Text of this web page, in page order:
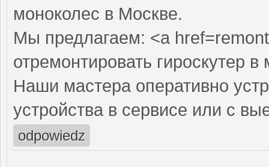
моноколес в Москве.
Мы предлагаем: <a
отремонтировать гироскутер в
Наши мастера оперативно
устройства в сервисе или с
odpowiedz